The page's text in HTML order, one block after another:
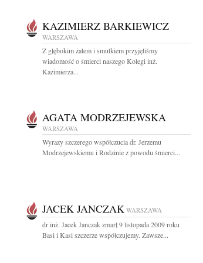
KAZIMIERZ BARKIEWICZ
WARSZAWA
Z głębokim żalem i smutkiem przyjęliśmy
wiadomość o śmierci naszego Kolegi inż.
Kazimierza...
AGATA MODRZEJEWSKA
WARSZAWA
Wyrazy szczerego współczucia dr. Jerzemu
Modrzejewskiemu i Rodzinie z powodu śmierci...
JACEK JANCZAK WARSZAWA
dr inż. Jacek Janczak zmarł 9 listopada 2009 roku
Basi i Kasi szczerze współczujemy. Zawsze...